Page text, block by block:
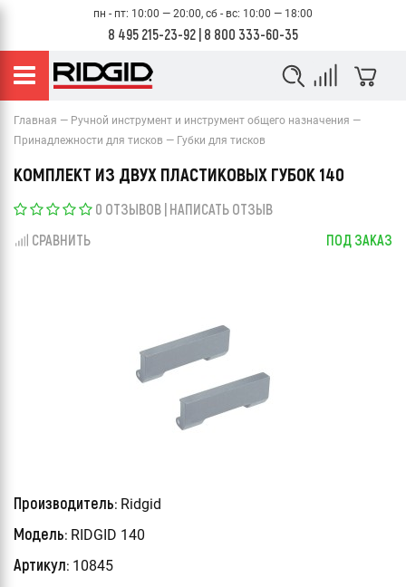
пн - пт: 10:00 — 20:00, сб - вс: 10:00 — 18:00
8 495 215-23-92 | 8 800 333-60-35
Главная
Ручной инструмент и инструмент общего назначения
Принадлежности для тисков
Губки для тисков
КОМПЛЕКТ ИЗ ДВУХ ПЛАСТИКОВЫХ ГУБОК 140
0 ОТЗЫВОВ | НАПИСАТЬ ОТЗЫВ
СРАВНИТЬ
ПОД ЗАКАЗ
Производитель: Ridgid
Модель: RIDGID 140
Артикул: 10845